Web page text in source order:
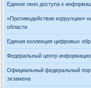
Единое окно доступа к
«Противодействие коррупции»
области
Единая коллекция цифровых
Федеральный центр
Официальный федеральный
экзамена